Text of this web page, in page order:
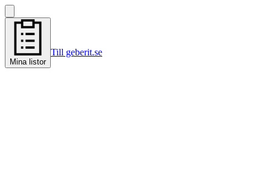
Mina listor
Till geberit.se